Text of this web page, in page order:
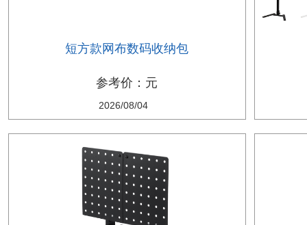
短方款网布数码收纳包
参考价：元
2026/08/04